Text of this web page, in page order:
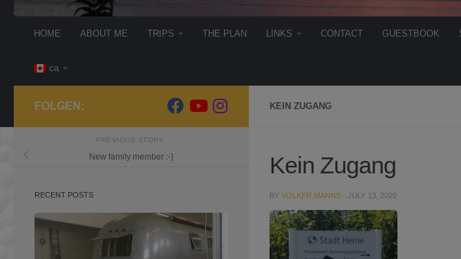
HOME ABOUT ME TRIPS THE PLAN LINKS CONTACT GUESTBOOK
ca
KEIN ZUGANG
Kein Zugang
BY VOLKER MANNS · JULY 13, 2020
FOLGEN:
PREVIOUS STORY
New family member :-)
RECENT POSTS